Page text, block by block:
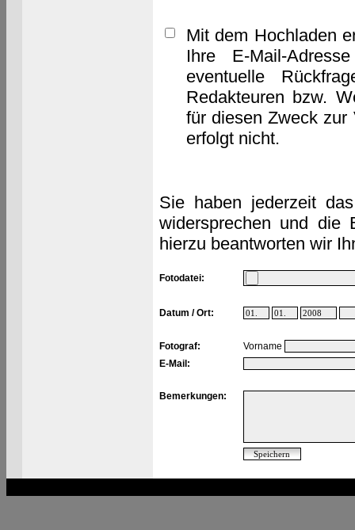
Mit dem Hochladen
Ihre E-Mail-
eventuelle
Redakteuren bzw.
für diesen Zweck zur
erfolgt nicht.
Sie haben jederzeit
widersprechen und die
hierzu beantworten wir
Fotodatei:
Datum / Ort:
Fotograf:
Vorname
E-Mail:
Bemerkungen: